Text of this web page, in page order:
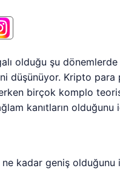
olduğu şu
düşünüyor. Kripto para
birçok komplo
kanıtların
ne kadar geniş